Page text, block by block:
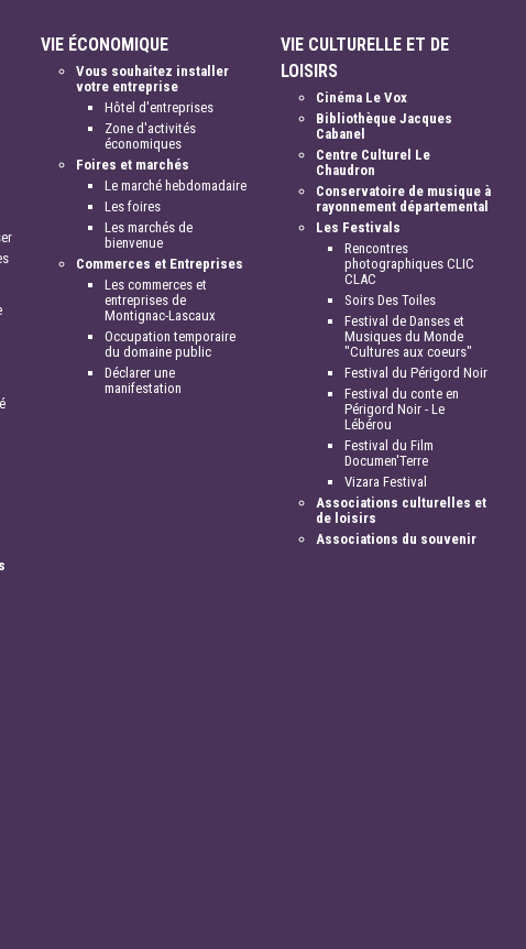
VIE ÉCONOMIQUE
Vous souhaitez installer
votre entreprise
Hôtel d'entreprises
Zone d'activités
économiques
Foires et marchés
Le marché hebdomadaire
Les foires
Les marchés de
bienvenue
Commerces et Entreprises
Les commerces et
entreprises de
Montignac-Lascaux
Occupation temporaire
du domaine public
Déclarer une
manifestation
VIE CULTURELLE ET DE
LOISIRS
Cinéma Le Vox
Bibliothèque Jacques
Cabanel
Centre Culturel Le
Chaudron
Conservatoire de musique à
rayonnement départemental
Les Festivals
Rencontres
photographiques CLIC
CLAC
Soirs Des Toiles
Festival de Danses et
Musiques du Monde
"Cultures aux coeurs"
Festival du Périgord Noir
Festival du conte en
Périgord Noir - Le
Lébérou
Festival du Film
Documen'Terre
Vizara Festival
Associations culturelles et
de loisirs
Associations du souvenir